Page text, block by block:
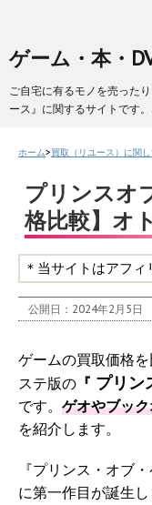
ゲーム・本・
ご自宅に有るモノを売った
ース』に関するサイトです。
ホーム>買取（リユース）に関
プリンスオ
格比較】オ
＊当サイトはアフ
公開日：2024年2月5日
ゲームの買取価格
ステ版の 『 プリン
です。 ゲオやブッ
を紹介します。
『プリンス・オブ
に第一作目が誕生